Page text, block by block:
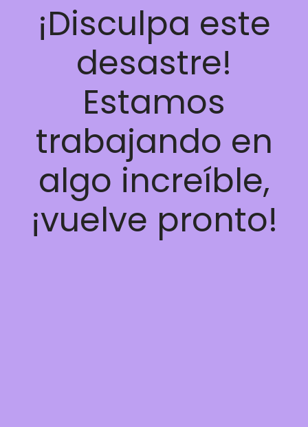
¡Disculpa este
desastre!
Estamos
trabajando en
algo increíble,
¡vuelve pronto!